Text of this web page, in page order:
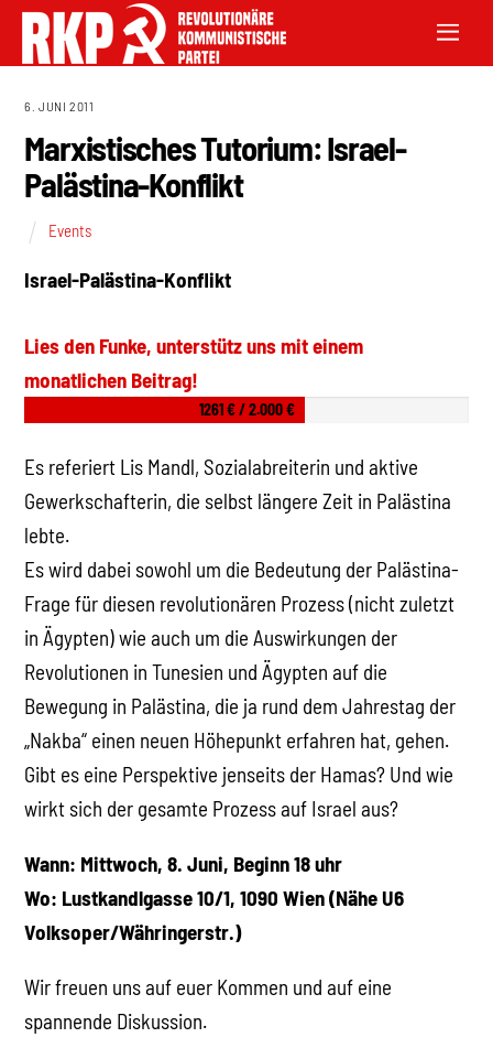
6. JUNI 2011
Marxistisches Tutorium: Israel-
Palästina-Konflikt
Events
Israel-Palästina-Konflikt
Lies den Funke, unterstütz uns mit einem
monatlichen Beitrag!
1261 € / 2.000 €
Es referiert Lis Mandl, Sozialabreiterin und aktive
Gewerkschafterin, die selbst längere Zeit in Palästina
lebte.
Es wird dabei sowohl um die Bedeutung der Palästina-
Frage für diesen revolutionären Prozess (nicht zuletzt
in Ägypten) wie auch um die Auswirkungen der
Revolutionen in Tunesien und Ägypten auf die
Bewegung in Palästina, die ja rund dem Jahrestag der
„Nakba“ einen neuen Höhepunkt erfahren hat, gehen.
Gibt es eine Perspektive jenseits der Hamas? Und wie
wirkt sich der gesamte Prozess auf Israel aus?
Wann: Mittwoch, 8. Juni, Beginn 18 uhr
Wo: Lustkandlgasse 10/1, 1090 Wien (Nähe U6
Volksoper/Währingerstr.)
Wir freuen uns auf euer Kommen und auf eine
spannende Diskussion.